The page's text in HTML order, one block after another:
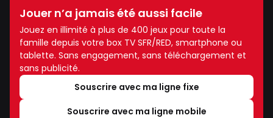
Jouer n’a jamais été aussi facile
Jouez en illimité à plus de 400 jeux pour toute la
famille depuis votre box TV SFR/RED, smartphone ou
tablette. Sans engagement, sans téléchargement et
sans publicité.
Souscrire avec ma ligne fixe
Souscrire avec ma ligne mobile